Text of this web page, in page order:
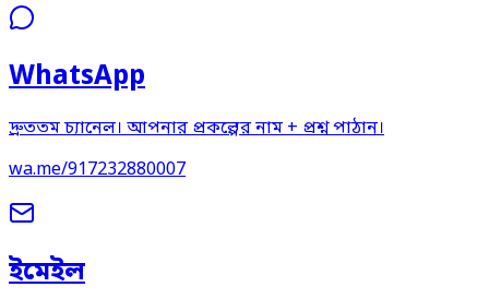
WhatsApp
দ্রুততম চ্যানেল। আপনার প্রকল্পের নাম + প্রশ্ন পাঠান।
wa.me/917232880007
ইমেইল